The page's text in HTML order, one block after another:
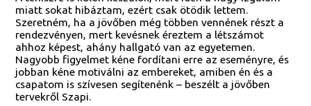
miatt sokat hibáztam, ezért csak ötödik lettem.
Szeretném, ha a jövőben még többen vennének részt a
rendezvényen, mert kevésnek éreztem a létszámot
ahhoz képest, ahány hallgató van az egyetemen.
Nagyobb figyelmet kéne fordítani erre az eseményre, és
jobban kéne motiválni az embereket, amiben én és a
csapatom is szívesen segítenénk – beszélt a jövőben
tervekről Szapi.